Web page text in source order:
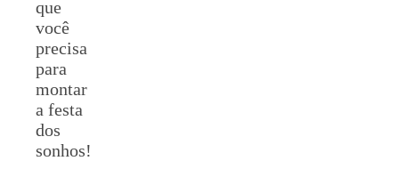
que
você
precisa
para
montar
a festa
dos
sonhos!